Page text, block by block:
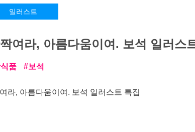
일러스트
여라, 아름다움이여. 보석 일러스
품 보석